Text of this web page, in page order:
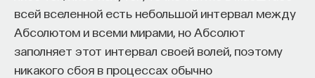
всей вселенной есть небольшой интервал между
Абсолютом и всеми мирами, но Абсолют
заполняет этот интервал своей волей, поэтому
никакого сбоя в процессах обычно